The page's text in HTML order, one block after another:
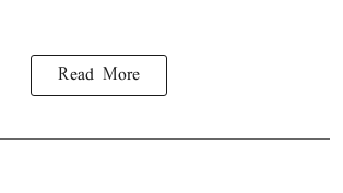
Read More